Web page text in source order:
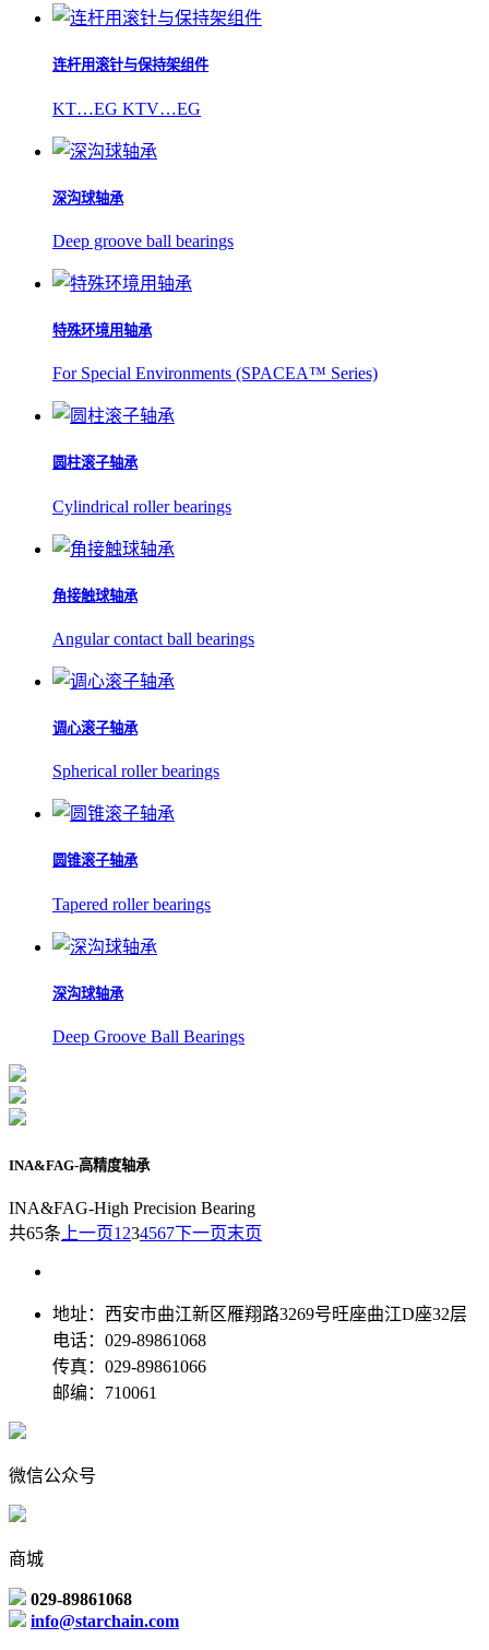
连杆用滚针与保持架组件
KT…EG KTV…EG
深沟球轴承
Deep groove ball bearings
特殊环境用轴承
For Special Environments (SPACEA™ Series)
圆柱滚子轴承
Cylindrical roller bearings
角接触球轴承
Angular contact ball bearings
调心滚子轴承
Spherical roller bearings
圆锥滚子轴承
Tapered roller bearings
深沟球轴承
Deep Groove Ball Bearings
INA&FAG-高精度轴承
INA&FAG-High Precision Bearing
共65条 上一页1 234567下一页末页
地址：西安市曲江新区雁翔路3269号旺座曲江D座32层
电话：029-89861068
传真：029-89861066
邮编：710061
微信公众号
商城
029-89861068
info@starchain.com